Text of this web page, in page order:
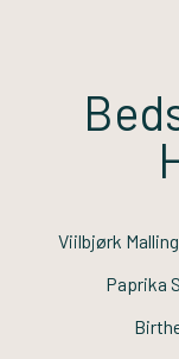
Viilbjørk
Paprika